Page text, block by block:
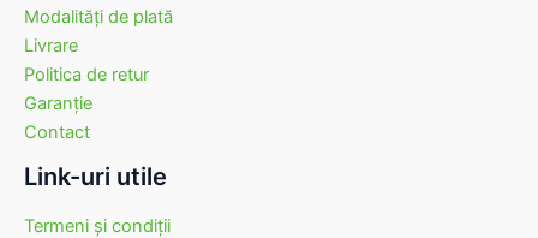
Modalităţi de plată
Livrare
Politica de retur
Garanţie
Contact
Link-uri utile
Termeni şi condiţii